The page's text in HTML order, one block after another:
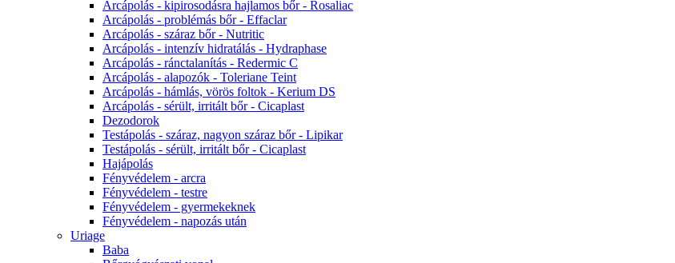
Arcápolás - kipirosodásra hajlamos bőr - Rosaliac
Arcápolás - problémás bőr - Effaclar
Arcápolás - száraz bőr - Nutritic
Arcápolás - intenzív hidratálás - Hydraphase
Arcápolás - ránctalanítás - Redermic C
Arcápolás - alapozók - Toleriane Teint
Arcápolás - hámlás, vörös foltok - Kerium DS
Arcápolás - sérült, irritált bőr - Cicaplast
Dezodorok
Testápolás - száraz, nagyon száraz bőr - Lipikar
Testápolás - sérült, irritált bőr - Cicaplast
Hajápolás
Fényvédelem - arcra
Fényvédelem - testre
Fényvédelem - gyermekeknek
Fényvédelem - napozás után
Uriage
Baba